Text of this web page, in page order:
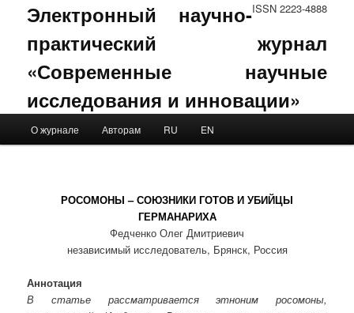
ISSN 2223-4888
Электронный научно-
практический журнал
«Современные научные
исследования и инновации»
Skip to primary content
Skip to secondary content
О журнале Авторам RU EN
РОСОМОНЫ – СОЮЗНИКИ ГОТОВ И УБИЙЦЫ
ГЕРМАНАРИХА
Федченко Олег Дмитриевич
независимый исследователь, Брянск, Россия
Аннотация
В статье рассматривается этноним росомоны,